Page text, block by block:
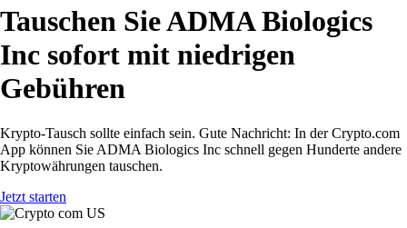
Tauschen Sie ADMA Biologics
Inc sofort mit niedrigen
Gebühren
Krypto-Tausch sollte einfach sein. Gute Nachricht: In der Crypto.com
App können Sie ADMA Biologics Inc schnell gegen Hunderte andere
Kryptowährungen tauschen.
Jetzt starten